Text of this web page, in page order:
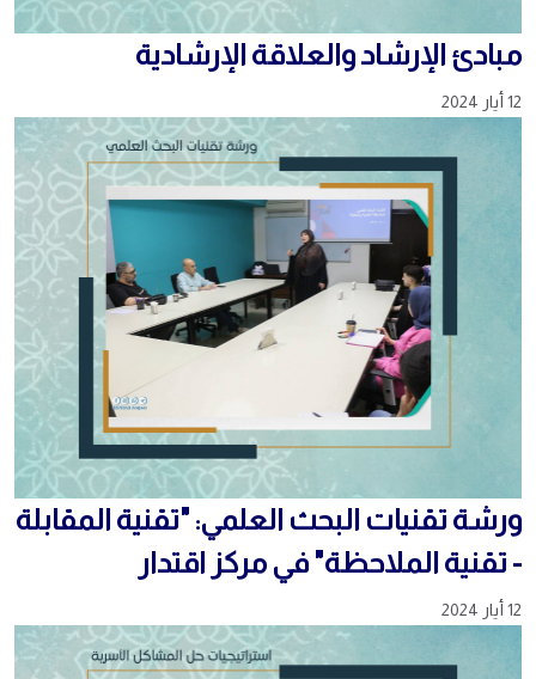
مبادئ الإرشاد والعلاقة الإرشادية
12 أيار 2024
ورشة تقنيات البحث العلمي: "تقنية المقابلة
- تقنية الملاحظة" في مركز اقتدار
12 أيار 2024